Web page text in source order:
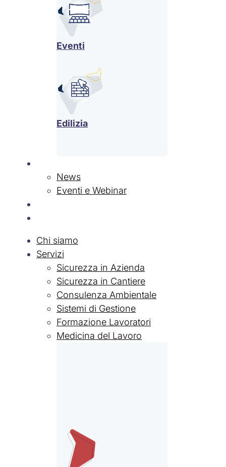
Eventi
Edilizia
News
Eventi e Webinar
Chi siamo
Servizi
Sicurezza in Azienda
Sicurezza in Cantiere
Consulenza Ambientale
Sistemi di Gestione
Formazione Lavoratori
Medicina del Lavoro